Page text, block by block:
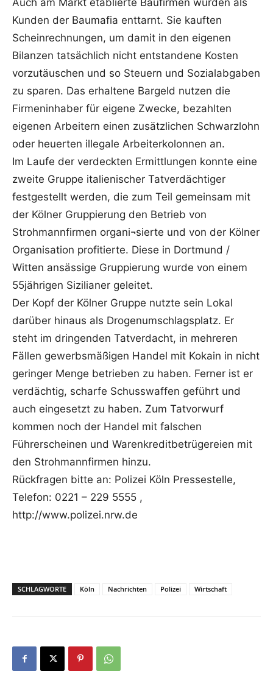
Auch am Markt etablierte Baufirmen wurden als
Kunden der Baumafia enttarnt. Sie kauften
Scheinrechnungen, um damit in den eigenen
Bilanzen tatsächlich nicht entstandene Kosten
vorzutäuschen und so Steuern und Sozialabgaben
zu sparen. Das erhaltene Bargeld nutzen die
Firmeninhaber für eigene Zwecke, bezahlten
eigenen Arbeitern einen zusätzlichen Schwarzlohn
oder heuerten illegale Arbeiterkolonnen an.
Im Laufe der verdeckten Ermittlungen konnte eine
zweite Gruppe italienischer Tatverdächtiger
festgestellt werden, die zum Teil gemeinsam mit
der Kölner Gruppierung den Betrieb von
Strohmannfirmen organi¬sierte und von der Kölner
Organisation profitierte. Diese in Dortmund /
Witten ansässige Gruppierung wurde von einem
55jährigen Sizilianer geleitet.
Der Kopf der Kölner Gruppe nutzte sein Lokal
darüber hinaus als Drogenumschlagsplatz. Er
steht im dringenden Tatverdacht, in mehreren
Fällen gewerbsmäßigen Handel mit Kokain in nicht
geringer Menge betrieben zu haben. Ferner ist er
verdächtig, scharfe Schusswaffen geführt und
auch eingesetzt zu haben. Zum Tatvorwurf
kommen noch der Handel mit falschen
Führerscheinen und Warenkreditbetrügereien mit
den Strohmannfirmen hinzu.
Rückfragen bitte an: Polizei Köln Pressestelle,
Telefon: 0221 – 229 5555 ,
http://www.polizei.nrw.de
SCHLAGWORTE Köln Nachrichten Polizei Wirtschaft